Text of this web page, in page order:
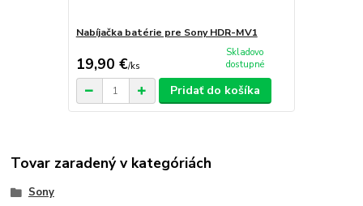
Nabíjačka batérie pre Sony HDR-MV1
19,90 €/ks
Skladovo
dostupné
Pridať do košíka
Tovar zaradený v kategóriách
Sony